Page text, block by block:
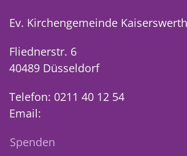
Ev. Kirchengemeinde
Fliednerstr. 6
40489 Düsseldorf
Telefon: 0211 40 12 54
Email:
Spenden